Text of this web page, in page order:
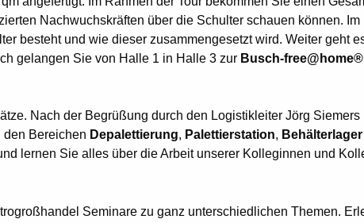
Nachwuchskräften über die Schulter schauen können. Im
besteht und wie dieser zusammengesetzt wird. Weiter geht
gelangen Sie von Halle 1 in Halle 3 zur Busch-
Nach der Begrüßung durch den Logistikleiter Jörg
den Bereichen Depalettierung, Palettierstation, Behälterlager
lernen Sie alles über die Arbeit unserer Kolleginnen und
Seminare zu ganz unterschiedlichen Themen.